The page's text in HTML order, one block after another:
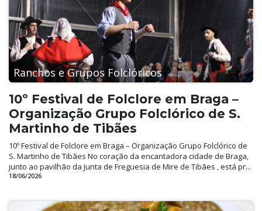
Ranchos e Grupos Folclóricos
10º Festival de Folclore em Braga –
Organização Grupo Folclórico de S.
Martinho de Tibães
10º Festival de Folclore em Braga – Organização Grupo Folclórico de
S. Martinho de Tibães No coração da encantadora cidade de Braga,
junto ao pavilhão da Junta de Freguesia de Mire de Tibães , está pr...
18/06/2026